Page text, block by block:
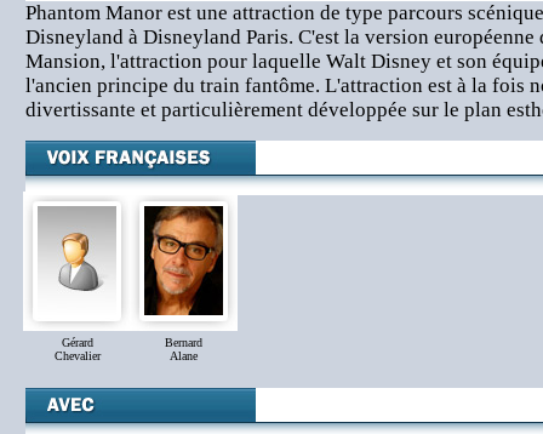
Phantom Manor est une attraction de type parcours
Disneyland à Disneyland Paris. C'est la version
Mansion, l'attraction pour laquelle Walt Disney et son
l'ancien principe du train fantôme. L'attraction est à la fois
divertissante et particulièrement développée sur le plan
Gérard
Chevalier
Bernard
Alane